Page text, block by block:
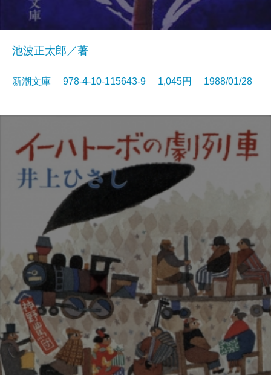
池波正太郎／著
新潮文庫 978-4-10-115643-9 1,045円 1988/01/28